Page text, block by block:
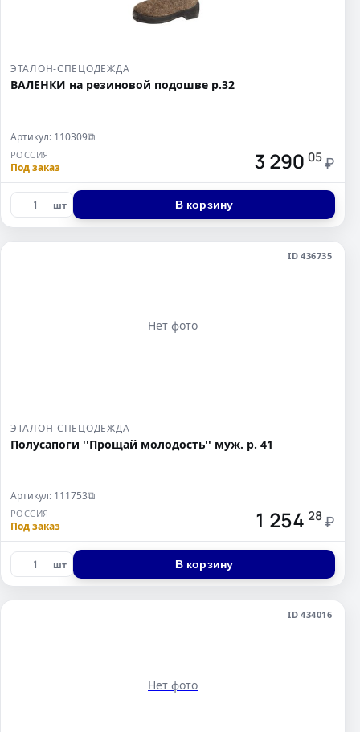
ЭТАЛОН-СПЕЦОДЕЖДА
ВАЛЕНКИ на резиновой подошве р.32
Артикул: 110309⧉
РОССИЯ
Под заказ 3 290 05 ₽
шт В корзину
ID 436735
Нет фото
ЭТАЛОН-СПЕЦОДЕЖДА
Полусапоги ''Прощай молодость'' муж. р. 41
Артикул: 111753⧉
РОССИЯ
Под заказ 1 254 28 ₽
шт В корзину
ID 434016
Нет фото